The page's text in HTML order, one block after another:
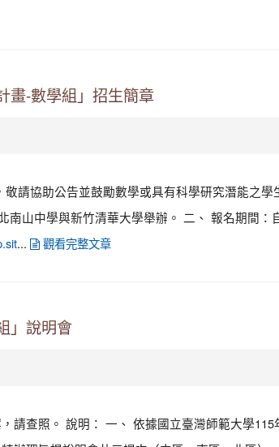
畫-數學組」招生簡章
請協助公告並鼓勵數學或具有科學研究潛能之學
山中學與新竹清華大學舉辦。 二、 報名期間：
... 觀看完整文章
」說明會
請查照。 說明： 一、 依據國立臺灣師範大學115